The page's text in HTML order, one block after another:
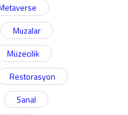
Muzalar
Müzecilik
Restorasyon
Sanal